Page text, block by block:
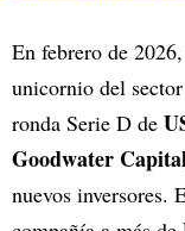
En febrero de
unicornio del
ronda Serie D de
Goodwater
nuevos inversores.